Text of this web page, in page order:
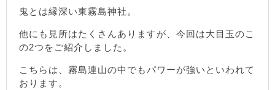
鬼とは縁深い東霧島神社。
他にも見所はたくさんありますが、今回は大目玉のこ
の2つをご紹介しました。
こちらは、霧島連山の中でもパワーが強いといわれて
おります。